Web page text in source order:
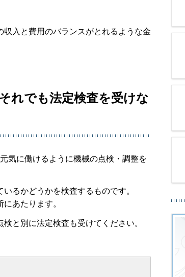
入と費用のバランスがとれるような金
れでも法定検査を受けな
気に働けるように機械の点検・調整を
るかどうかを検査するものです。
あたります。
と別に法定検査も受けてください。